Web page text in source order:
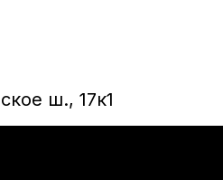
ш., 17к1